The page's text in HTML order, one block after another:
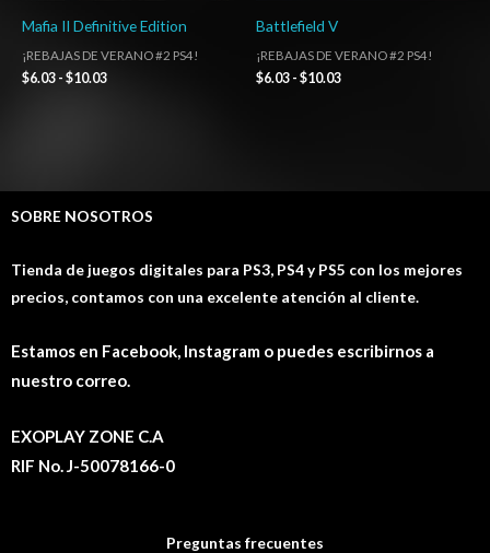
Mafia II Definitive Edition
¡REBAJAS DE VERANO #2 PS4!
$6.03 - $10.03
Battlefield V
¡REBAJAS DE VERANO #2 PS4!
$6.03 - $10.03
SOBRE NOSOTROS
Tienda de juegos digitales para PS3, PS4 y PS5 con los mejores
precios, contamos con una excelente atención al cliente.
Estamos en Facebook, Instagram o puedes escribirnos a
nuestro correo.
EXOPLAY ZONE C.A
RIF No. J-50078166-0
Preguntas frecuentes